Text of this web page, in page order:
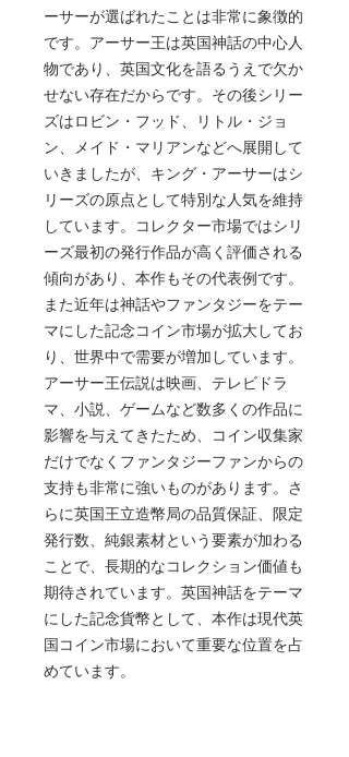
ーサーが選ばれたことは非常に象徴的
です。アーサー王は英国神話の中心人
物であり、英国文化を語るうえで欠か
せない存在だからです。その後シリー
ズはロビン・フッド、リトル・ジョ
ン、メイド・マリアンなどへ展開して
いきましたが、キング・アーサーはシ
リーズの原点として特別な人気を維持
しています。コレクター市場ではシリ
ーズ最初の発行作品が高く評価される
傾向があり、本作もその代表例です。
また近年は神話やファンタジーをテー
マにした記念コイン市場が拡大してお
り、世界中で需要が増加しています。
アーサー王伝説は映画、テレビドラ
マ、小説、ゲームなど数多くの作品に
影響を与えてきたため、コイン収集家
だけでなくファンタジーファンからの
支持も非常に強いものがあります。さ
らに英国王立造幣局の品質保証、限定
発行数、純銀素材という要素が加わる
ことで、長期的なコレクション価値も
期待されています。英国神話をテーマ
にした記念貨幣として、本作は現代英
国コイン市場において重要な位置を占
めています。